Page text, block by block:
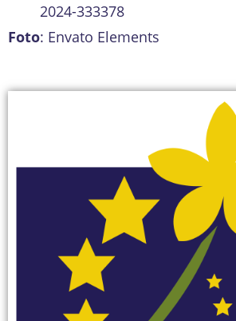
2024-333378
Foto: Envato Elements